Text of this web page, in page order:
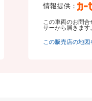
情報提供：
この車両のお問
サーから届きます
この販売店の地図